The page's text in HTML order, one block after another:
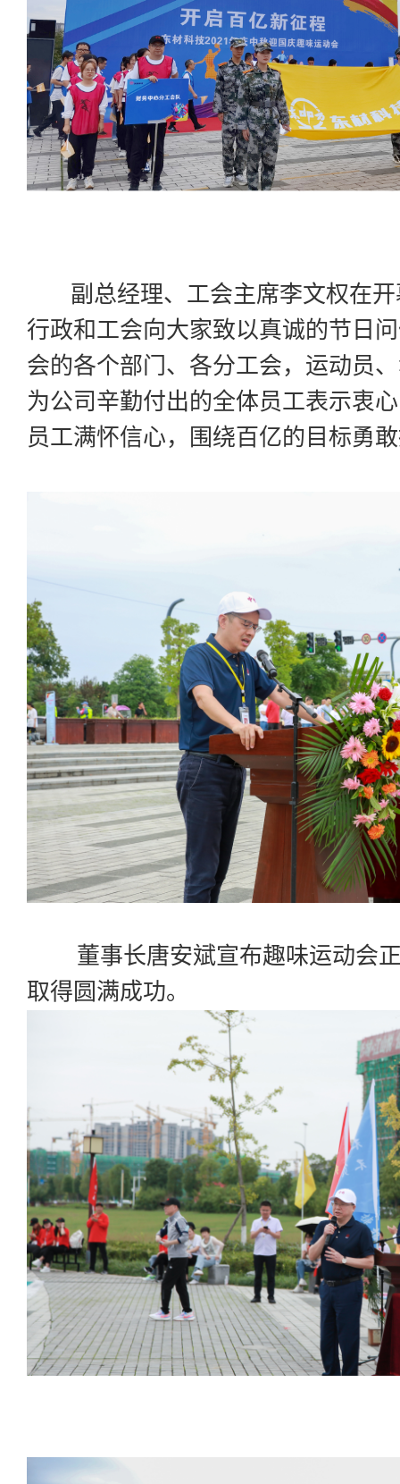
副总经理、 工会主席李文权在
行政和工会向大家致以真诚的节日
会的各个部门、各分工会，运动员
为公司辛勤付出的全体员工表示衷
员工满怀信心，围绕百亿的目标勇
董事长唐安斌宣布趣味运动会正
取得圆满成功。